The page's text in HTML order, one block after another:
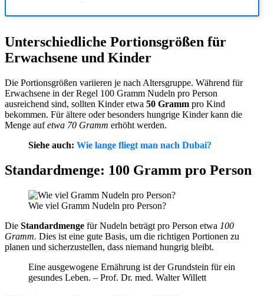
Unterschiedliche Portionsgrößen für
Erwachsene und Kinder
Die Portionsgrößen variieren je nach Altersgruppe. Während für
Erwachsene in der Regel 100 Gramm Nudeln pro Person
ausreichend sind, sollten Kinder etwa 50 Gramm pro Kind
bekommen. Für ältere oder besonders hungrige Kinder kann die
Menge aufetwa 70 Gramm erhöht werden.
Siehe auch: Wie lange fliegt man nach Dubai?
Standardmenge: 100 Gramm pro Person
Wie viel Gramm Nudeln pro Person?
Die Standardmenge für Nudeln beträgt pro Person etwa 100
Gramm. Dies ist eine gute Basis, um die richtigen Portionen zu
planen und sicherzustellen, dass niemand hungrig bleibt.
Eine ausgewogene Ernährung ist der Grundstein für ein
gesundes Leben. – Prof. Dr. med. Walter Willett